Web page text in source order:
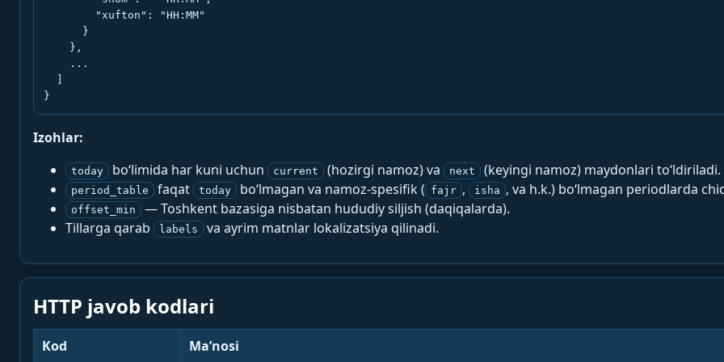
        "xufton": "HH:MM"
      }
    },
    ...
}
Izohlar:
today bo‘limida har kuni uchun current (hozirgi namoz) va next (keyingi namoz) maydonlari to‘ldiriladi.
period_table faqat today bo‘lmagan va namoz-spesifik ( fajr , isha , va h.k.) bo‘lmagan periodlarda
offset_min
— Toshkent bazasiga nisbatan hududiy siljish (daqiqalarda).
Tillarga qarab
labels va ayrim matnlar lokalizatsiya qilinadi.
HTTP javob kodlari
Kod Ma’nosi